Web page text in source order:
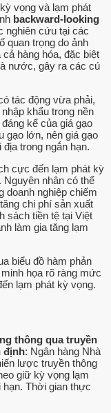
vọng và lạm phát
backward-looking
nghiên cứu tại các
quan trọng do ảnh
hàng hóa, đặc biệt
nước, gây ra các cú
tác động vừa phải,
khẩu trong nền
kể của giá gạo
gạo lớn, nên giá gạo
trong ngắn hạn.
cực đến lạm phát kỳ
nhân có thể
doanh nghiệp chiếm
chi phí sản xuất
sách tiền tệ tại Việt
làm gia tăng lạm
biểu đồ hàm phản
họa rõ ràng mức
lạm phát kỳ vọng.
thông qua truyền
định: Ngân hàng Nhà
lược truyền thông
giữ kỳ vọng lạm
hạn. Thời gian thực